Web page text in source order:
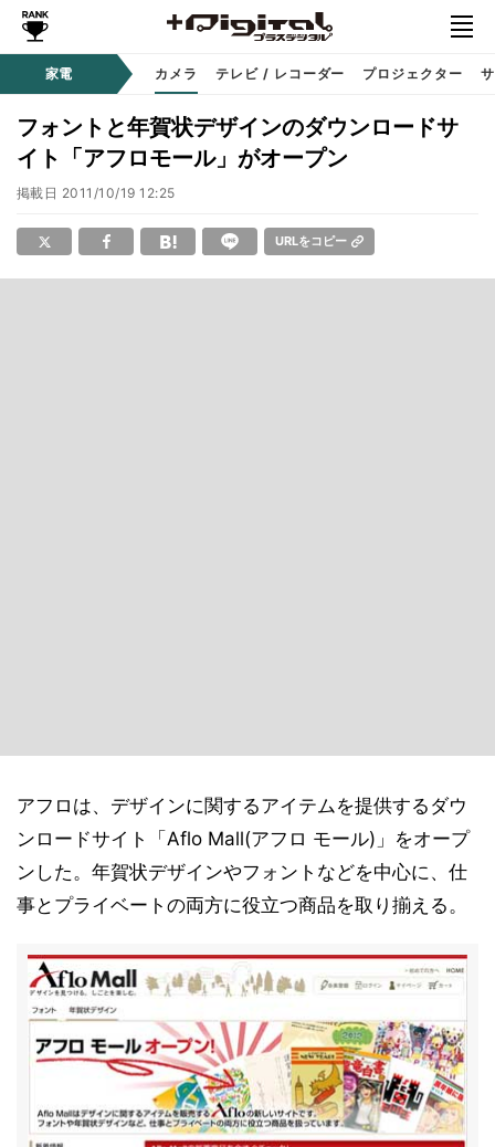
家電 カメラ テレビ / レコーダー プロジェクター
フォントと年賀状デザインのダウンロードサ
イト「アフロモール」がオープン
掲載日 2011/10/19 12:25
URLをコピー
アフロは、デザインに関するアイテムを提供するダウ
ンロードサイト「Aflo Mall(アフロ モール)」をオープ
ンした。年賀状デザインやフォントなどを中心に、仕
事とプライベートの両方に役立つ商品を取り揃える。